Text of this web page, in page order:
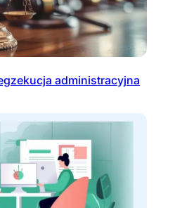
administracyjna